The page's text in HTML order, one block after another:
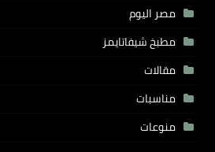
مصر اليوم
مطبخ شيفاتايمز
مقالات
مناسبات
منوعات